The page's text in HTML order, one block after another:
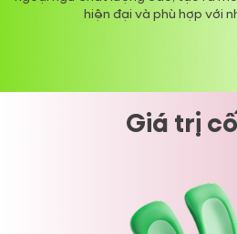
hiện đại và phù hợp với
Giá trị